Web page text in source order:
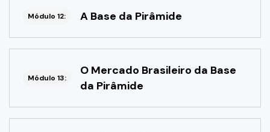
Módulo 12: A Base da Pirâmide
Módulo 13:
O Mercado Brasileiro da Base
da Pirâmide